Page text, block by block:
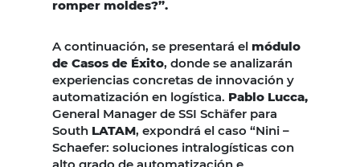
romper moldes?”.
A continuación, se presentará el módulo
de Casos de Éxito, donde se analizarán
experiencias concretas de innovación y
automatización en logística. Pablo Lucca,
General Manager de SSI Schäfer para
South LATAM, expondrá el caso “Nini –
Schaefer: soluciones intralogísticas con